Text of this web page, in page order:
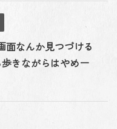
面なんか見つづける
きながらはやめー